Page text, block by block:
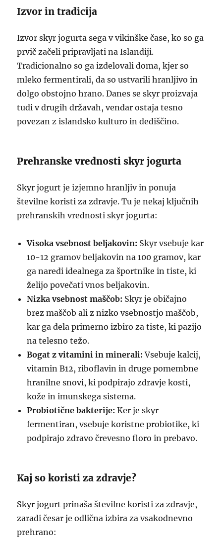
Izvor in tradicija
Izvor skyr jogurta sega v vikinške čase, ko so ga
prvič začeli pripravljati na Islandiji.
Tradicionalno so ga izdelovali doma, kjer so
mleko fermentirali, da so ustvarili hranljivo in
dolgo obstojno hrano. Danes se skyr proizvaja
tudi v drugih državah, vendar ostaja tesno
povezan z islandsko kulturo in dediščino.
Prehranske vrednosti skyr jogurta
Skyr jogurt je izjemno hranljiv in ponuja
številne koristi za zdravje. Tu je nekaj ključnih
prehranskih vrednosti skyr jogurta:
Visoka vsebnost beljakovin: Skyr vsebuje kar
10-12 gramov beljakovin na 100 gramov, kar
ga naredi idealnega za športnike in tiste, ki
želijo povečati vnos beljakovin.
Nizka vsebnost maščob: Skyr je običajno
brez maščob ali z nizko vsebnostjo maščob,
kar ga dela primerno izbiro za tiste, ki pazijo
na telesno težo.
Bogat z vitamini in minerali: Vsebuje kalcij,
vitamin B12, riboflavin in druge pomembne
hranilne snovi, ki podpirajo zdravje kosti,
kože in imunskega sistema.
Probiotične bakterije: Ker je skyr
fermentiran, vsebuje koristne probiotike, ki
podpirajo zdravo črevesno floro in prebavo.
Kaj so koristi za zdravje?
Skyr jogurt prinaša številne koristi za zdravje,
zaradi česar je odlična izbira za vsakodnevno
prehrano: